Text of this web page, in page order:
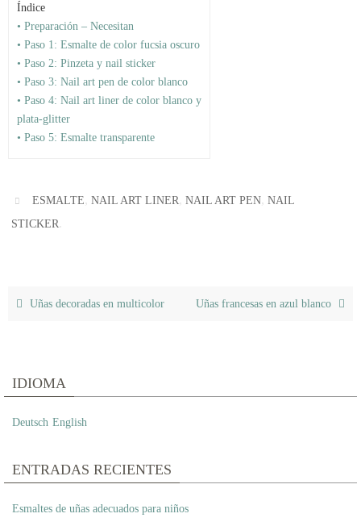
Índice
• Preparación – Necesitan
• Paso 1: Esmalte de color fucsia oscuro
• Paso 2: Pinzeta y nail sticker
• Paso 3: Nail art pen de color blanco
• Paso 4: Nail art liner de color blanco y
plata-glitter
• Paso 5: Esmalte transparente
ESMALTE,NAIL ART LINER,NAIL ART PEN,NAIL
STICKER
Uñas decoradas en multicolor Uñas francesas en azul blanco
IDIOMA
Deutsch English
ENTRADAS RECIENTES
Esmaltes de uñas adecuados para niños